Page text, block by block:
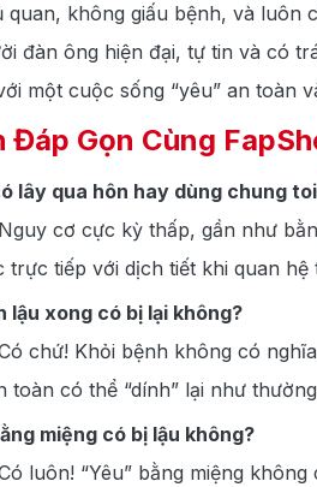
quan, không giấu bệnh, và
đàn ông hiện đại, tự tin và có
một cuộc sống “yêu” an toàn
Đáp Gọn Cùng
lây qua hôn hay dùng chung
Nguy cơ cực kỳ thấp, gần như
trực tiếp với dịch tiết khi quan hệ
lậu xong có bị lại không?
chứ! Khỏi bệnh không có
toàn có thể “dính” lại như
miệng có bị lậu không?
luôn! “Yêu” bằng miệng